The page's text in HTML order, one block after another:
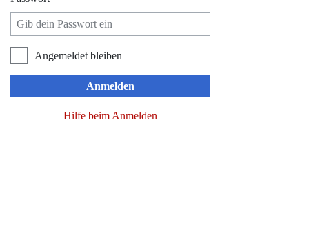
Angemeldet bleiben
Anmelden
Hilfe beim Anmelden